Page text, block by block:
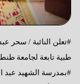
#تعلن النائبة / سحر
طبية تابعة لجامعة
#بمدرسة الشهيد عبد